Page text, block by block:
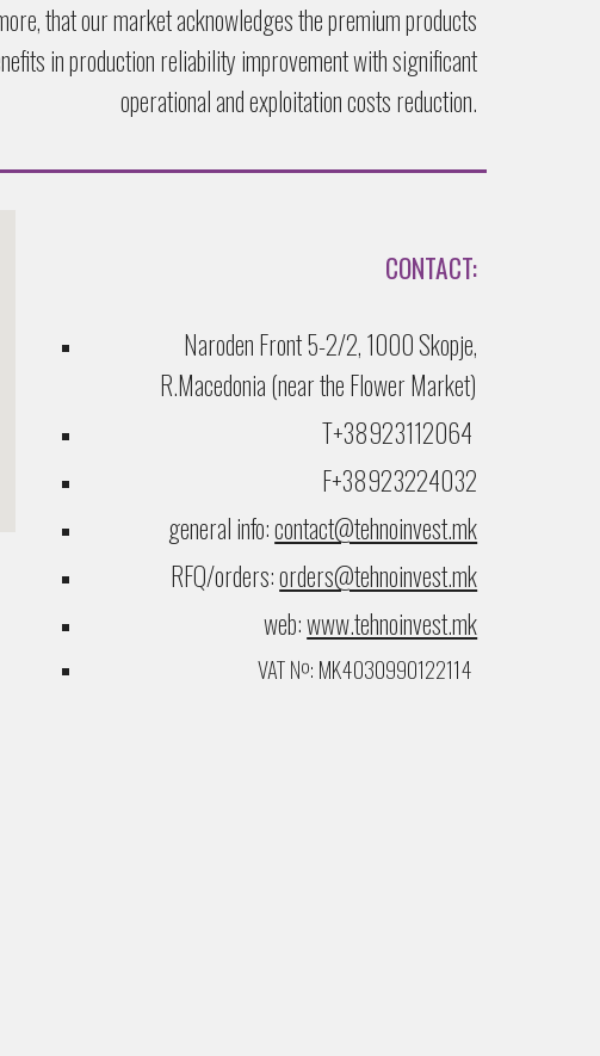
that our market acknowledges the premium products
in production reliability improvement with significant
operational and exploitation costs reduction.
CONTACT:
Naroden Front5-2/2, 1000 Skopje,
R.Macedonia (near the Flower Market)
T+38923112064
F+38923224032
general info:contact@tehnoinvest.mk
RFQ/orders:orders@tehnoinvest.mk
web:www.tehnoinvest.mk
VAT №: MK4030990122114